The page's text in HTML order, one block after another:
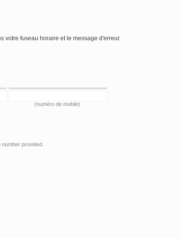
votre fuseau horaire et le message d'erreur.
(numéro de mobile)
provided.